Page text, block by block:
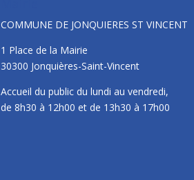
COMMUNE DE JONQUIERES ST VINCENT
1 Place de la Mairie
30300 Jonquières-Saint-Vincent
Accueil du public du lundi au vendredi,
de 8h30 à 12h00 et de 13h30 à 17h00